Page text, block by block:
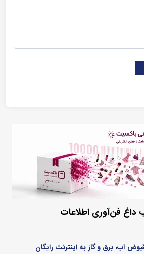
داغ فن‌آوری اطلاعات
آب، برق و گاز به اینترنت رایگان